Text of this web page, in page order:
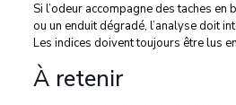
Si l’odeur accompagne des taches en
ou un enduit dégradé, l’analyse doit
Les indices doivent toujours être lus
À retenir